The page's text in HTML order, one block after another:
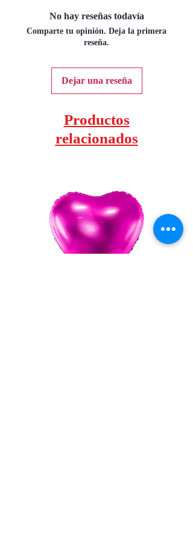
No hay reseñas todavía
Comparte tu opinión. Deja la primera
reseña.
Dejar una reseña
Productos
relacionados